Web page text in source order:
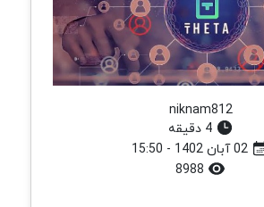
niknam812
4 دقیقه